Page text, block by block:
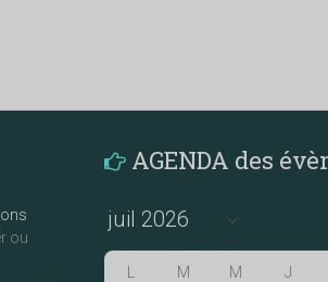
ou
AGENDA des
M M J